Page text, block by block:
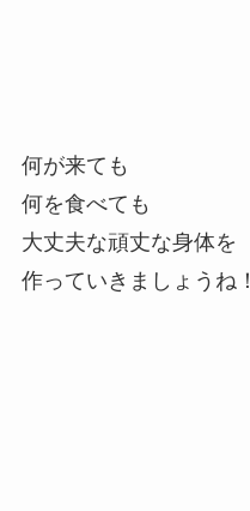
何が来ても
何を食べても
大丈夫な頑丈な身体を
作っていきましょうね！